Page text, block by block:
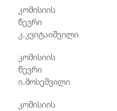
კომისიის
კ.კვიტაიშვილი
კომისიის
ი.მოსეშვილი
კომისიის